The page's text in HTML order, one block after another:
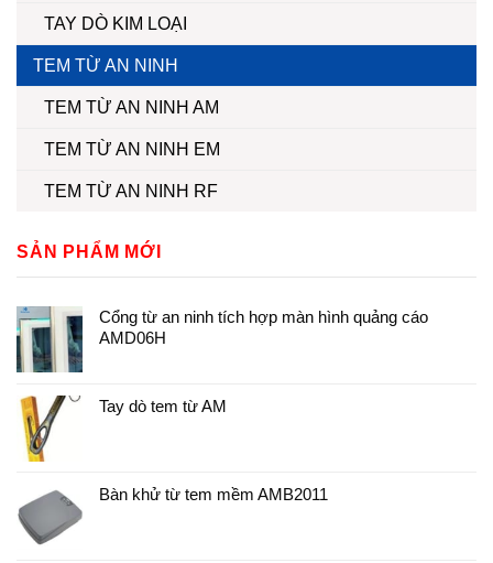
TAY DÒ KIM LOẠI
TEM TỪ AN NINH
TEM TỪ AN NINH AM
TEM TỪ AN NINH EM
TEM TỪ AN NINH RF
SẢN PHẨM MỚI
Cổng từ an ninh tích hợp màn hình quảng cáo
AMD06H
Tay dò tem từ AM
Bàn khử từ tem mềm AMB2011